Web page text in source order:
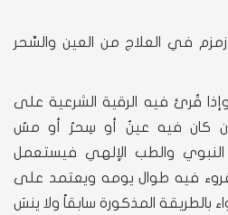
في العلاج من العين والسِّحر
قُرئ فيه الرقية الشرعية على
كان فيه عينٌ أو سِحرٌ أو مسٌ
والطب الإلهي فيستعمل
فيه طوال يومه ويعتمد على
بالطريقة المذكورة سابقاً ولا ينسَ